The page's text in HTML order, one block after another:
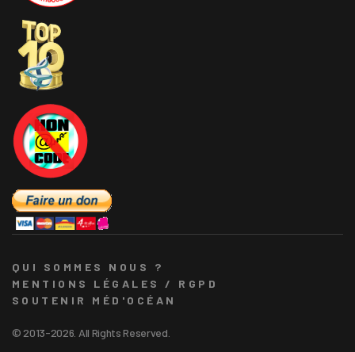
QUI SOMMES NOUS ?
MENTIONS LÉGALES / RGPD
SOUTENIR MÉD'OCÉAN
© 2013-2026. All Rights Reserved.